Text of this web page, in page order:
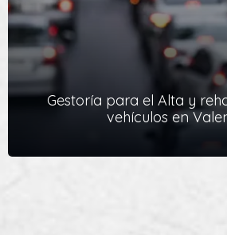
Ver Servicio
Gestoría para el Alta y
vehículos en